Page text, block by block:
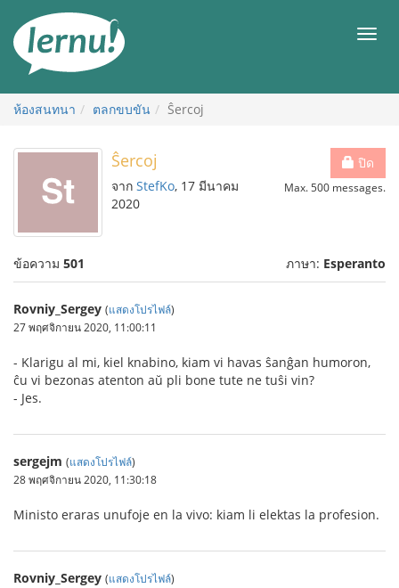
สารบัญ
เมนู
ห้องสนทนา ตลกขบขัน Ŝercoj
ปิด
Max. 500 messages.
Ŝercoj
จาก StefKo, 17 มีนาคม
2020
ข้อความ 501 ภาษา: Esperanto
Rovniy_Sergey (แสดงโปรไฟล์)
27 พฤศจิกายน 2020, 11:00:11
- Klarigu al mi, kiel knabino, kiam vi havas ŝanĝan humoron,
ĉu vi bezonas atenton aŭ pli bone tute ne tuŝi vin?
- Jes.
sergejm (แสดงโปรไฟล์)
28 พฤศจิกายน 2020, 11:30:18
Ministo eraras unufoje en la vivo: kiam li elektas la profesion.
Rovniy_Sergey (แสดงโปรไฟล์)